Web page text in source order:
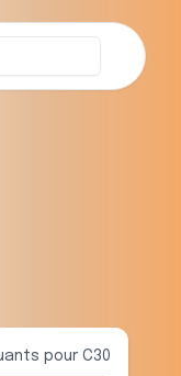
pour C30